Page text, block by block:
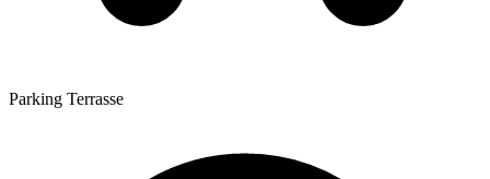
Parking Terrasse